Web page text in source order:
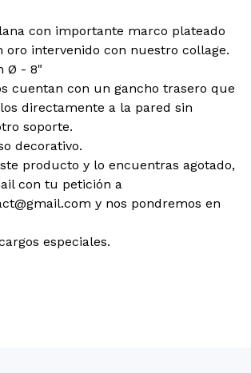
con importante marco plateado
oro intervenido con nuestro collage.
Ø - 8"
cuentan con un gancho trasero que
directamente a la pared sin
soporte.
decorativo.
producto y lo encuentras agotado,
con tu petición a
y nos pondremos en
especiales.